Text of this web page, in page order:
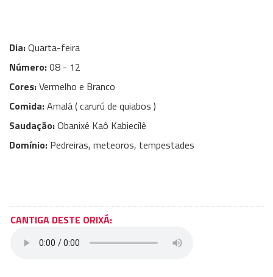
Dia:Quarta-feira
Número:08 - 12
Cores:Vermelho e Branco
Comida:Amalá ( carurú de quiabos )
Saudação:Obanixé Kaô Kabiecílê
Domínio: Pedreiras, meteoros, tempestades
CANTIGA DESTE ORIXÁ: